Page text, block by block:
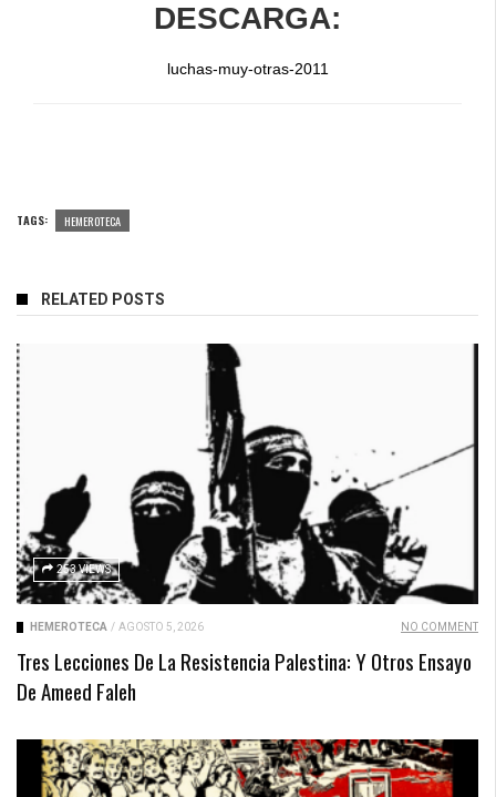
DESCARGA:
luchas-muy-otras-2011
TAGS: HEMEROTECA
RELATED POSTS
253 VIEWS
HEMEROTECA / AGOSTO 5, 2026 NO COMMENT
Tres Lecciones De La Resistencia Palestina: Y Otros Ensayo
De Ameed Faleh